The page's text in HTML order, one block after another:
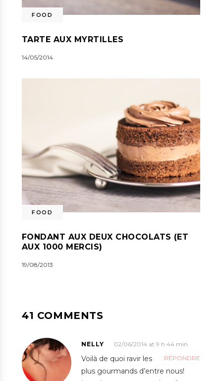
FOOD
TARTE AUX MYRTILLES
14/05/2014
FOOD
FONDANT AUX DEUX CHOCOLATS (ET
AUX 1000 MERCIS)
19/08/2013
41 COMMENTS
NELLY
02/06/2014 at 9 h 44 min
RÉPONDRE
Voilà de quoi ravir les
plus gourmands d’entre nous!